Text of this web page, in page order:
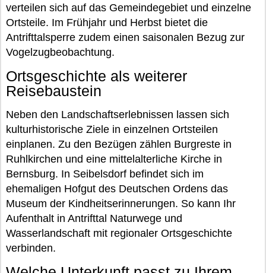
verteilen sich auf das Gemeindegebiet und einzelne
Ortsteile. Im Frühjahr und Herbst bietet die
Antrifttalsperre zudem einen saisonalen Bezug zur
Vogelzugbeobachtung.
Ortsgeschichte als weiterer
Reisebaustein
Neben den Landschaftserlebnissen lassen sich
kulturhistorische Ziele in einzelnen Ortsteilen
einplanen. Zu den Bezügen zählen Burgreste in
Ruhlkirchen und eine mittelalterliche Kirche in
Bernsburg. In Seibelsdorf befindet sich im
ehemaligen Hofgut des Deutschen Ordens das
Museum der Kindheitserinnerungen. So kann Ihr
Aufenthalt in Antrifttal Naturwege und
Wasserlandschaft mit regionaler Ortsgeschichte
verbinden.